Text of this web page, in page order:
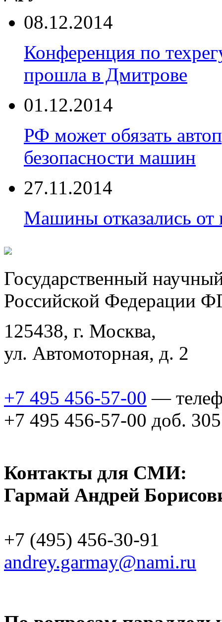
08.12.2014
Конференция по
прошла в Дмитрове
01.12.2014
РФ может обязать
безопасности машин
27.11.2014
Машины отказались от
Государственный
Российской
125438, г. Москва,
ул. Автомоторная, д. 2
+7 495 456-57-00 —
+7 495 456-57-00 доб.
Контакты для СМИ:
Гармай Андрей
+7 (495) 456-30-91
andrey.garmay@nami.ru